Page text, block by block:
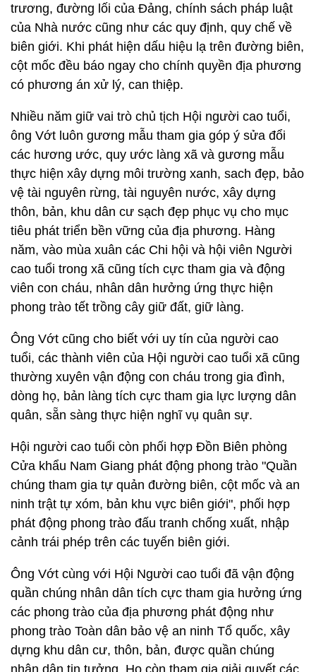
trương, đường lối của Đảng, chính sách pháp luật
của Nhà nước cũng như các quy định, quy chế về
biên giới. Khi phát hiện dấu hiệu lạ trên đường biên,
cột mốc đều báo ngay cho chính quyền địa phương
có phương án xử lý, can thiệp.
Nhiều năm giữ vai trò chủ tịch Hội người cao tuổi,
ông Vớt luôn gương mẫu tham gia góp ý sửa đổi
các hương ước, quy ước làng xã và gương mẫu
thực hiện xây dựng môi trường xanh, sach đẹp, bảo
vệ tài nguyên rừng, tài nguyên nước, xây dựng
thôn, bản, khu dân cư sạch đẹp phục vụ cho mục
tiêu phát triển bền vững của địa phương. Hàng
năm, vào mùa xuân các Chi hội và hội viên Người
cao tuổi trong xã cũng tích cực tham gia và động
viên con cháu, nhân dân hưởng ứng thực hiện
phong trào tết trồng cây giữ đất, giữ làng.
Ông Vớt cũng cho biết với uy tín của người cao
tuổi, các thành viên của Hội người cao tuổi xã cũng
thường xuyên vận động con cháu trong gia đình,
dòng họ, bản làng tích cực tham gia lực lượng dân
quân, sẵn sàng thực hiện nghĩ vụ quân sự.
Hội người cao tuổi còn phối hợp Đồn Biên phòng
Cửa khẩu Nam Giang phát động phong trào "Quần
chúng tham gia tự quản đường biên, cột mốc và an
ninh trật tự xóm, bản khu vực biên giới", phối hợp
phát động phong trào đấu tranh chống xuất, nhập
cảnh trái phép trên các tuyến biên giới.
Ông Vớt cùng với Hội Người cao tuổi đã vận động
quần chúng nhân dân tích cực tham gia hưởng ứng
các phong trào của địa phương phát động như
phong trào Toàn dân bảo vệ an ninh Tổ quốc, xây
dựng khu dân cư, thôn, bản, được quần chúng